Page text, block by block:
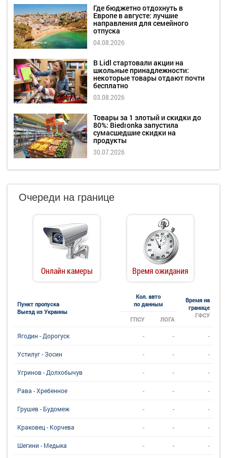
Где бюджетно отдохнуть в
Европе в августе: лучшие
направления для семейного
отпуска
04.08.2026
В Lidl стартовали акции на
школьные принадлежности:
некоторые товары отдают почти
бесплатно
03.08.2026
Товары за 1 злотый и скидки до
80%: Biedronka запустила
сумасшедшие скидки на
продукты
30.07.2026
Очереди на границе
Онлайн камеры Время ожидания
Пункт пропуска
Выезд из Украины
Кол. авто
по данным
Время на
границе
ГФСУ
ГПСУ ЛОГА
Ягодин - Дорогуск - - -
Устилуг - Зосин - - -
Угринов - Долхобычув - - -
Рава - Хребенное - - -
Грушев - Будомеж - - -
Краковец - Корчева - - -
Шегини - Медыка - - -